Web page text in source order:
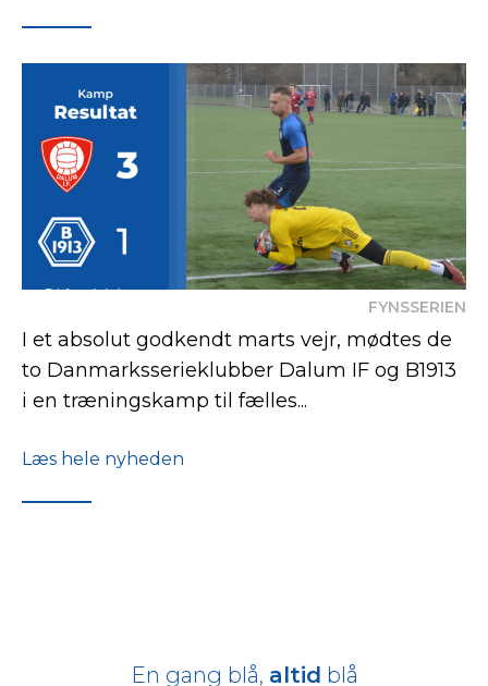
FYNSSERIEN
I et absolut godkendt marts vejr, mødtes de
to Danmarksserieklubber Dalum IF og B1913
i en træningskamp til fælles...
Læs hele nyheden
En gang blå, altid blå